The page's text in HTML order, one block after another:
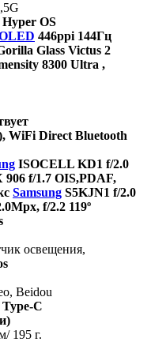
Hyper OS
446ppi 144Гц
Glass Victus 2
8300 Ultra ,
WiFi Direct Bluetooth
ISOCELL KD1 f/2.0
906 f/1.7 OIS,PDAF,
Samsung S5KJN1 f/2.0
f/2.2 119º
освещения,
Beidou
C
195 г.